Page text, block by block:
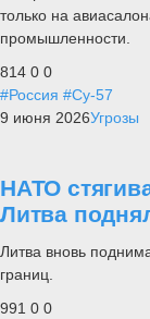
только на
промышленности.
814 0 0
#Россия #Су-57
9 июня 2026Угрозы
НАТО
Литва
Литва вновь
границ.
991 0 0